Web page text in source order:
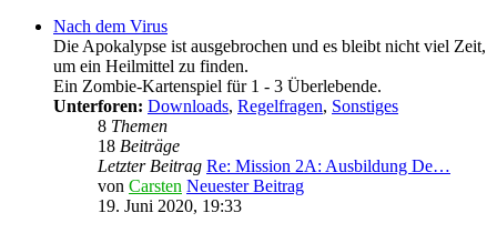
Nach dem Virus
Die Apokalypse ist ausgebrochen und es bleibt nicht viel Zeit,
um ein Heilmittel zu finden.
Ein Zombie-Kartenspiel für 1 - 3 Überlebende.
Unterforen: Downloads, Regelfragen, Sonstiges
8 Themen
18 Beiträge
Letzter Beitrag Re: Mission 2A: Ausbildung De…
von Carsten Neuester Beitrag
19. Juni 2020, 19:33